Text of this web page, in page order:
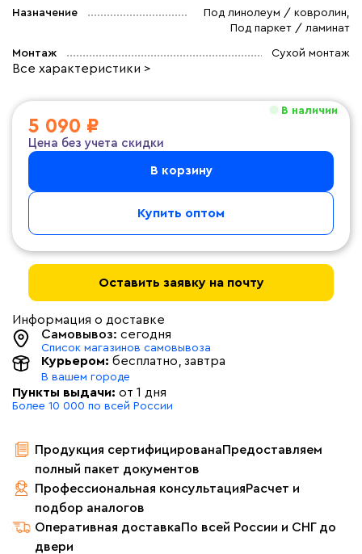
Назначение
Под линолеум / ковролин,
Под паркет / ламинат
Монтаж Сухой монтаж
Все характеристики >
В наличии
5 090 ₽
Цена без учета скидки
В корзину
Купить оптом
Оставить заявку на почту
Информация о доставке
Самовывоз: сегодня
Список магазинов самовывоза
Курьером: бесплатно , завтра
В вашем городе
Пункты выдачи: от 1 дня
Более 10 000 по всей России
Продукция сертифицированаПредоставляем
полный пакет документов
Профессиональная консультацияРасчет и
подбор аналогов
Оперативная доставкаПо всей России и СНГ до
двери